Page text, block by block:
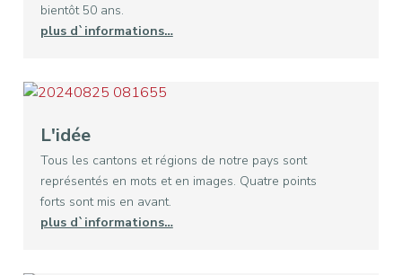
bientôt 50 ans.
plus d`informations…
L'idée
Tous les cantons et régions de notre pays sont
représentés en mots et en images. Quatre points
forts sont mis en avant.
plus d`informations…